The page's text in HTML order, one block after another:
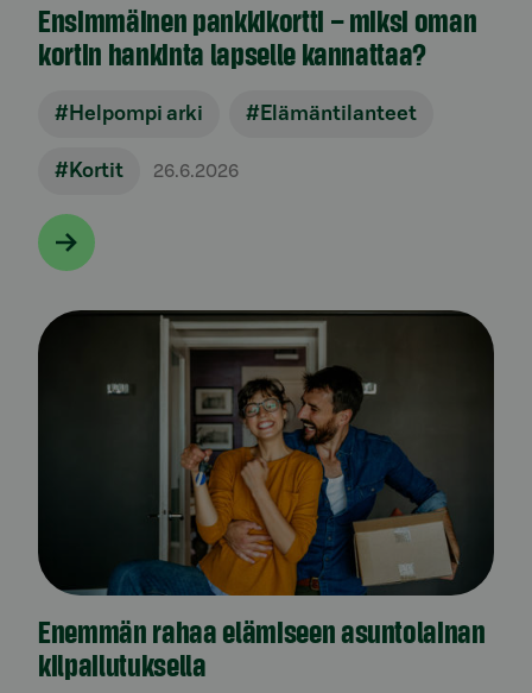
Ensimmäinen pankkikortti – miksi oman
kortin hankinta lapselle kannattaa?
#Helpompi arki #Elämäntilanteet
#Kortit 26.6.2026
Enemmän rahaa elämiseen asuntolainan
kilpailutuksella